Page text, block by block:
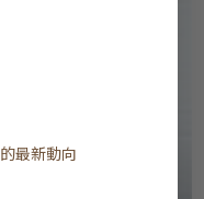
的最新動向